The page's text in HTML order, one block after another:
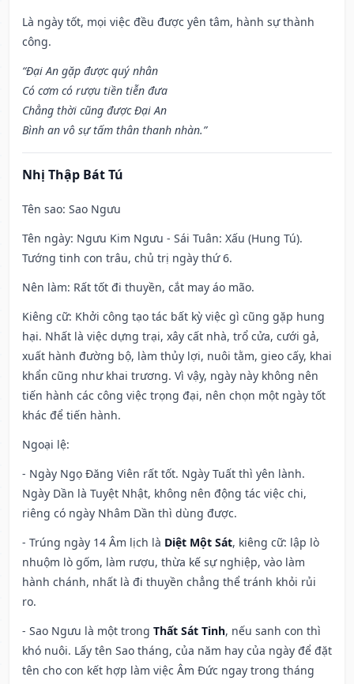
Là ngày tốt, mọi việc đều được yên tâm, hành sự thành
công.
“Đại An gặp được quý nhân
Có cơm có rượu tiền tiễn đưa
Chẳng thời cũng được Đại An
Bình an vô sự tấm thân thanh nhàn.”
Nhị Thập Bát Tú
Tên sao: Sao Ngưu
Tên ngày: Ngưu Kim Ngưu - Sái Tuân: Xấu (Hung Tú).
Tướng tinh con trâu, chủ trị ngày thứ 6.
Nên làm: Rất tốt đi thuyền, cắt may áo mão.
Kiêng cữ: Khởi công tạo tác bất kỳ việc gì cũng gặp hung
hại. Nhất là việc dựng trại, xây cất nhà, trổ cửa, cưới gả,
xuất hành đường bộ, làm thủy lợi, nuôi tằm, gieo cấy, khai
khẩn cũng như khai trương. Vì vậy, ngày này không nên
tiến hành các công việc trọng đại, nên chọn một ngày tốt
khác để tiến hành.
Ngoại lệ:
- Ngày Ngọ Đăng Viên rất tốt. Ngày Tuất thì yên lành.
Ngày Dần là Tuyệt Nhật, không nên động tác việc chi,
riêng có ngày Nhâm Dần thì dùng được.
- Trúng ngày 14 Âm lịch là Diệt Một Sát, kiêng cữ: lập lò
nhuộm lò gốm, làm rượu, thừa kế sự nghiệp, vào làm
hành chánh, nhất là đi thuyền chẳng thể tránh khỏi rủi
ro.
- Sao Ngưu là một trong Thất Sát Tinh, nếu sanh con thì
khó nuôi. Lấy tên Sao tháng, của năm hay của ngày để đặt
tên cho con kết hợp làm việc Âm Đức ngay trong tháng